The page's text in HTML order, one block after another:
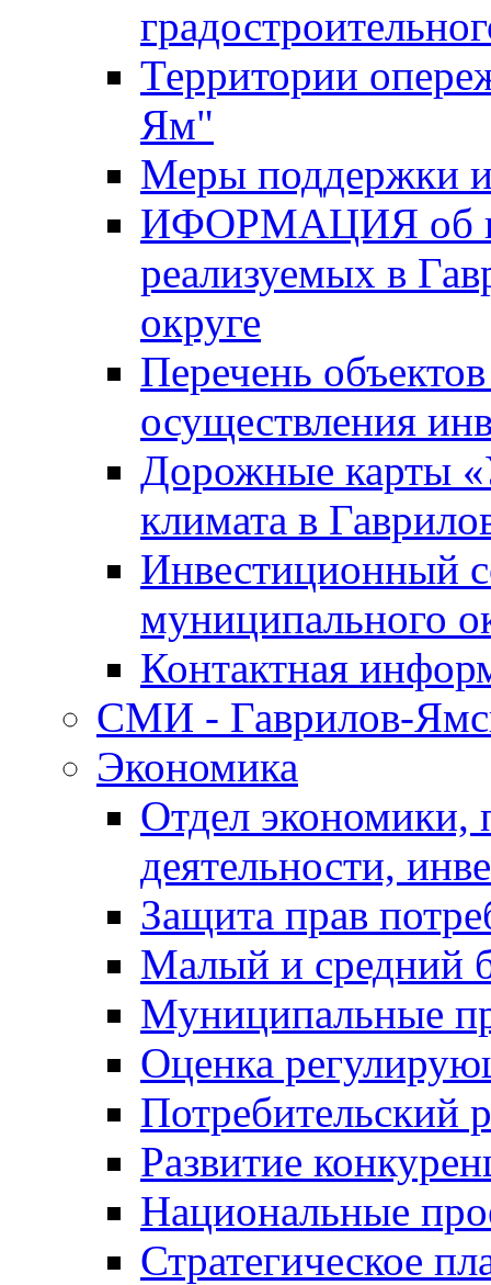
Территории
Ям"
Меры поддержки
ИФОРМАЦИЯ об
реализуемых в
округе
Перечень
осуществления
Дорожные карты
климата в
Инвестиционный
муниципального
Контактная
СМИ - Гаврилов-
Экономика
Отдел экономики,
деятельности,
Защита прав
Малый и средний
Муниципальные
Оценка
Потребительский
Развитие
Национальные
Стратегическое